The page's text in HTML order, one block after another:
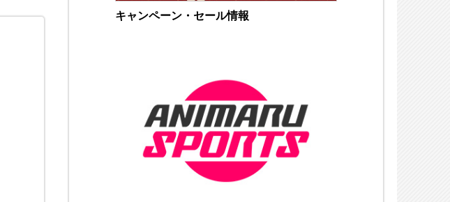
キャンペーン・セール情報